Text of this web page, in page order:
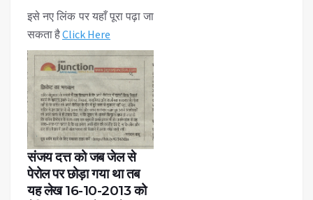
इसे नए लिंक पर यहाँ पूरा पढ़ा जा
सकता हैClick Here
संजय दत्त को जब जेल से
पेरोल पर छोड़ा गया था तब
यह लेख 16-10-2013 को